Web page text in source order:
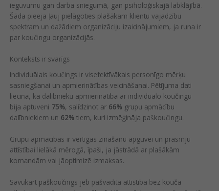
ieguvumu gan darba sniegumā, gan psiholoģiskajā labklājībā.
Šāda pieeja ļauj pielāgoties plašākam klientu vajadzību
spektram un dažādiem organizāciju izaicinājumiem, ja runa ir
par koučingu organizācijās.
Konteksts ir svarīgs
Individuālais koučings ir visefektīvākais personīgo mērķu
sasniegšanai un apmierinātības veicināšanai. Pētījuma dati
liecina, ka dalībnieku apmierinātība ar individuālo koučingu
bija aptuveni 75%, salīdzinot ar 66% grupu apmācību
dalībniekiem un 62% tiem, kuri izmēģināja paškoučingu.
Grupu apmācības ir vērtīgas zināšanu apguvei un prasmju
attīstībai lielākā mērogā, īpaši, ja jāstrādā ar plašākām
komandām vai jāoptimizē izmaksas.
Savukārt paškoučings jeb pašvadīta attīstība bez kouča